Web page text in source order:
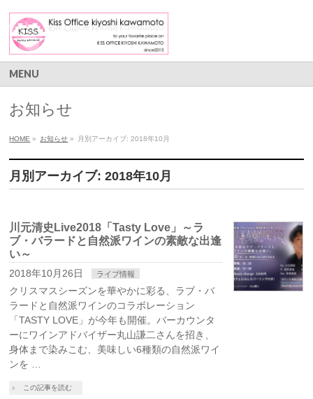
MENU
お知らせ
HOME » お知らせ » 月別アーカイブ: 2018年10月
月別アーカイブ: 2018年10月
川元清史Live2018「Tasty Love」～ラ
ブ・バラードと自然派ワインの素敵な出逢
い～
2018年10月26日 ライブ情報
クリスマスシーズンを華やかに彩る、ラブ・バ
ラードと自然派ワインのコラボレーション
「TASTY LOVE」が今年も開催。バーカウンタ
ーにワインアドバイザー丸山謙二さんを招き、
身体まで染みこむ、美味しい6種類の自然派ワイ
ンを …
この記事を読む